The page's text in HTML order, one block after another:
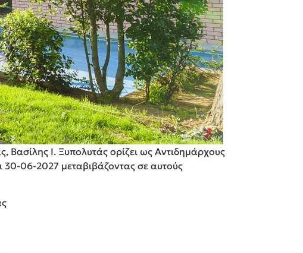
Ι. Ξυπολυτάς ορίζει ως Αντιδημάρχους
06-2027 μεταβιβάζοντας σε αυτούς